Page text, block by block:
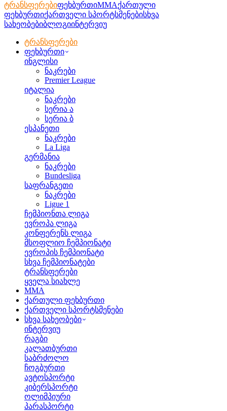
ტრანსფერებიფეხბურთიMMAქართული
ფეხბურთიქართველი სპორტსმენებისხვა
სახეობებიბლოგიინტერვიუ
ტრანსფერები
ფეხბურთი
ინგლისი
ნაკრები
Premier League
იტალია
ნაკრები
სერია ა
სერია ბ
ესპანეთი
ნაკრები
La Liga
გერმანია
ნაკრები
Bundesliga
საფრანგეთი
ნაკრები
Ligue 1
ჩემპიონთა ლიგა
ევროპა ლიგა
კონფერენს ლიგა
მსოფლიო ჩემპიონატი
ევროპის ჩემპიონატი
სხვა ჩემპიონატები
ტრანსფერები
ყველა სიახლე
MMA
ქართული ფეხბურთი
ქართველი სპორტსმენები
სხვა სახეობები
ინტერვიუ
რაგბი
კალათბურთი
საბრძოლო
ჩოგბურთი
ავტოსპორტი
კიბერსპორტი
ოლიმპიური
პარასპორტი